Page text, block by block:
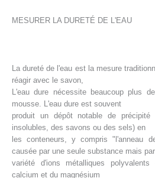
MESURER LA DURETÉ DE L'EAU
La dureté de l'eau est la mesure
réagir avec le savon,
L'eau dure nécessite beaucoup plus
mousse. L'eau dure est souvent
produit un dépôt notable de
insolubles, des savons ou des sels) en
les conteneurs, y compris "l'anneau
causée par une seule substance mais
variété d'ions métalliques polyvalents
calcium et du magnésium